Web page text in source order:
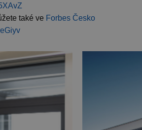
také ve Forbes Česko